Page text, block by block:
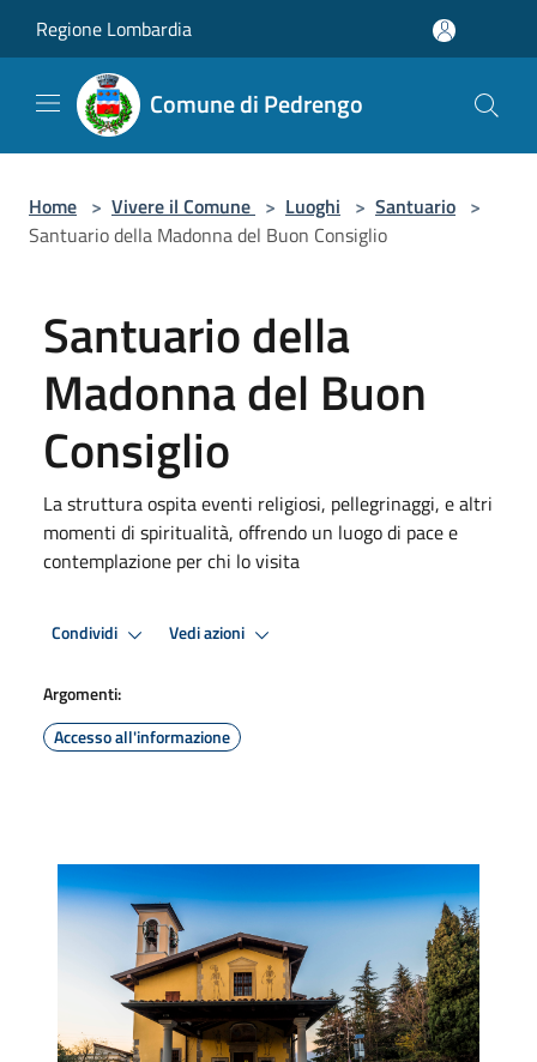
Regione Lombardia
Comune di Pedrengo
Home > Vivere il Comune > Luoghi > Santuario >
Santuario della Madonna del Buon Consiglio
Santuario della
Madonna del Buon
Consiglio
La struttura ospita eventi religiosi, pellegrinaggi, e altri
momenti di spiritualità, offrendo un luogo di pace e
contemplazione per chi lo visita
Condividi Vedi azioni
Argomenti:
Accesso all'informazione